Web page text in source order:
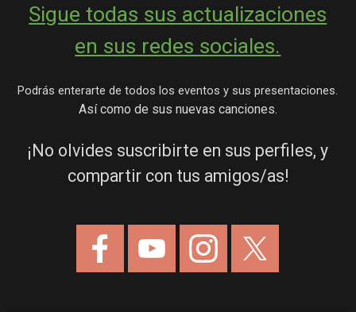
Sigue todas sus actualizaciones
en sus redes sociales.
Podrás enterarte de todos los eventos y sus presentaciones.
Así como de sus nuevas canciones.
¡No olvides suscribirte en sus perfiles, y
compartir con tus amigos/as!